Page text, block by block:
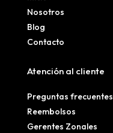
Nosotros
Blog
Contacto
Atención al cliente
Preguntas frecuentes
Reembolsos
Gerentes Zonales